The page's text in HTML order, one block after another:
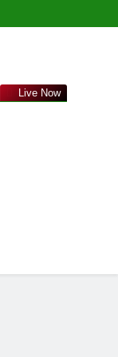
Live Now